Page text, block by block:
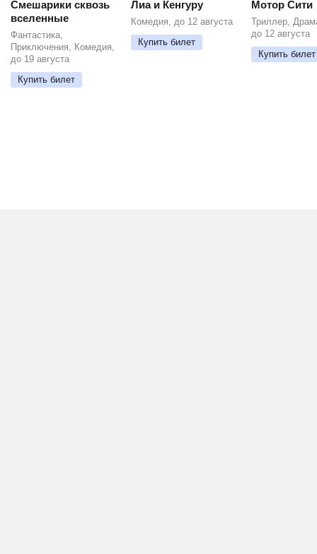
Смешарики сквозь
вселенные
Фантастика,
Приключения, Комедия,
до 19 августа
Купить билет
Лиа и Кенгуру
Комедия, до 12 августа
Купить билет
Мотор Сити
Триллер,
до 12 августа
Купить билет